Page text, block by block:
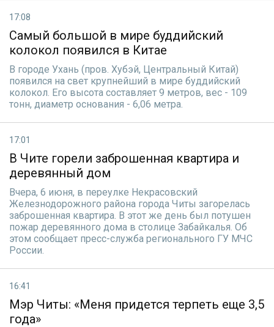
17:08
Самый большой в мире буддийский
колокол появился в Китае
В городе Ухань (пров. Хубэй, Центральный Китай)
появился на свет крупнейший в мире буддийский
колокол. Его высота составляет 9 метров, вес - 109
тонн, диаметр основания - 6,06 метра.
17:01
В Чите горели заброшенная квартира и
деревянный дом
Вчера, 6 июня, в переулке Некрасовский
Железнодорожного района города Читы загорелась
заброшенная квартира. В этот же день был потушен
пожар деревянного дома в столице Забайкалья. Об
этом сообщает пресс-служба регионального ГУ МЧС
России.
16:41
Мэр Читы: «Меня придется терпеть еще 3,5
года»